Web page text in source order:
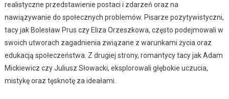
realistyczne przedstawienie postaci i zdarzeń oraz na
nawiązywanie do społecznych problemów. Pisarze pozytywistyczni,
tacy jak Bolesław Prus czy Eliza Orzeszkowa, często podejmowali w
swoich utworach zagadnienia związane z warunkami życia oraz
edukacją społeczeństwa. Z drugiej strony, romantycy tacy jak Adam
Mickiewicz czy Juliusz Słowacki, eksplorowali głębokie uczucia,
mistykę oraz tęsknotę za ideałami.